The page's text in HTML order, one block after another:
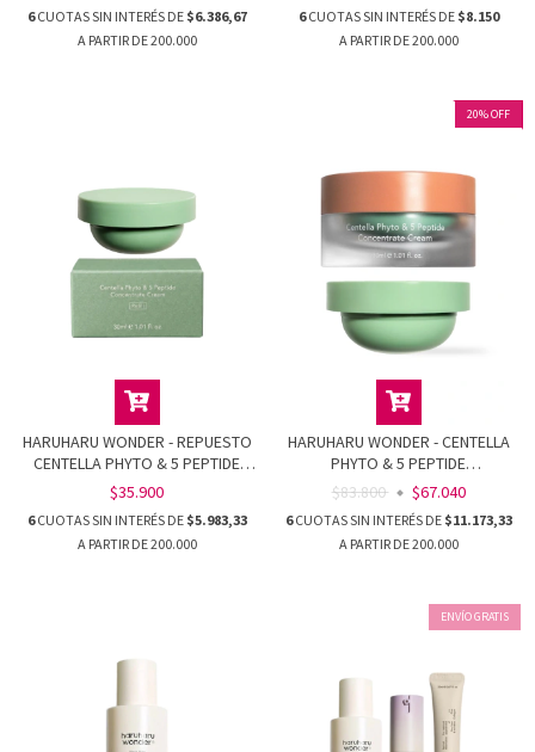
6CUOTAS SIN INTERÉS DE $6.386,67 6CUOTAS SIN INTERÉS DE $8.150
HARUHARU WONDER - REPUESTO
CENTELLA PHYTO & 5 PEPTIDE
CONCENTRATE CREAM
$35.900
6CUOTAS SIN INTERÉS DE $5.983,33
20%OFF
HARUHARU WONDER - CENTELLA
PHYTO & 5 PEPTIDE
CONCENTRATE CREAM (CREMA Y
REPUESTO)
$83.800 $67.040
6CUOTAS SIN INTERÉS DE $11.173,33
ENVÍO GRATIS